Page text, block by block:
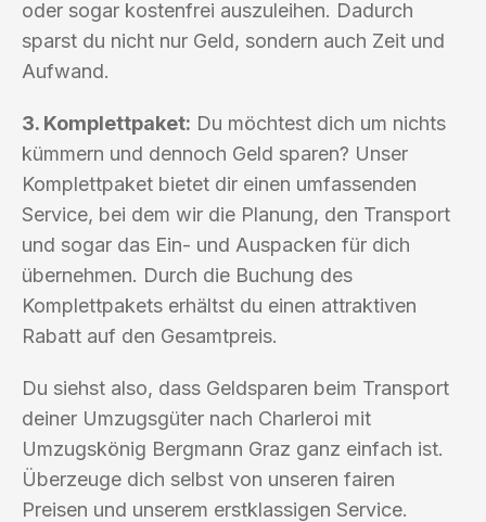
oder sogar kostenfrei auszuleihen. Dadurch
sparst du nicht nur Geld, sondern auch Zeit und
Aufwand.
3. Komplettpaket: Du möchtest dich um nichts
kümmern und dennoch Geld sparen? Unser
Komplettpaket bietet dir einen umfassenden
Service, bei dem wir die Planung, den Transport
und sogar das Ein- und Auspacken für dich
übernehmen. Durch die Buchung des
Komplettpakets erhältst du einen attraktiven
Rabatt auf den Gesamtpreis.
Du siehst also, dass Geldsparen beim Transport
deiner Umzugsgüter nach Charleroi mit
Umzugskönig Bergmann Graz ganz einfach ist.
Überzeuge dich selbst von unseren fairen
Preisen und unserem erstklassigen Service.